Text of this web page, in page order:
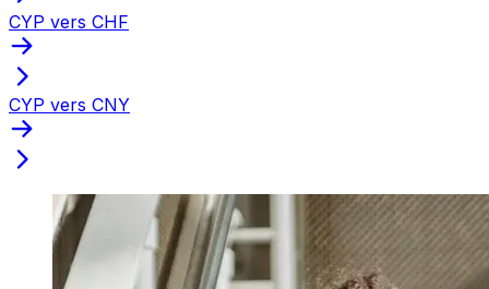
CYP vers CHF
CYP vers CNY